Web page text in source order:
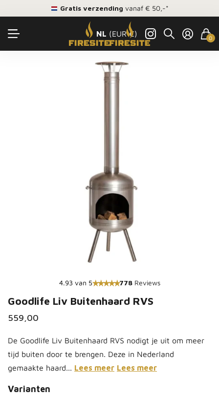
Gratis verzending vanaf € 50,-*
NL (EUR €) 0
4.93 van 5 778 Reviews
Goodlife Liv Buitenhaard RVS
559,00
De Goodlife Liv Buitenhaard RVS nodigt je uit om meer
tijd buiten door te brengen. Deze in Nederland
gemaakte haard... Lees meer Lees meer
Varianten